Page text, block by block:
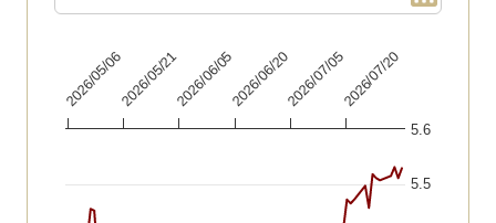
Line chart with 66 data points.
The chart has 1 X axis displaying Time. Data ranges
The chart has 1 Y axis displaying values. Data ranges
5.5
5.6
2026/05/062026/05/212026/06/052026/06/202026/07/052026/07/20